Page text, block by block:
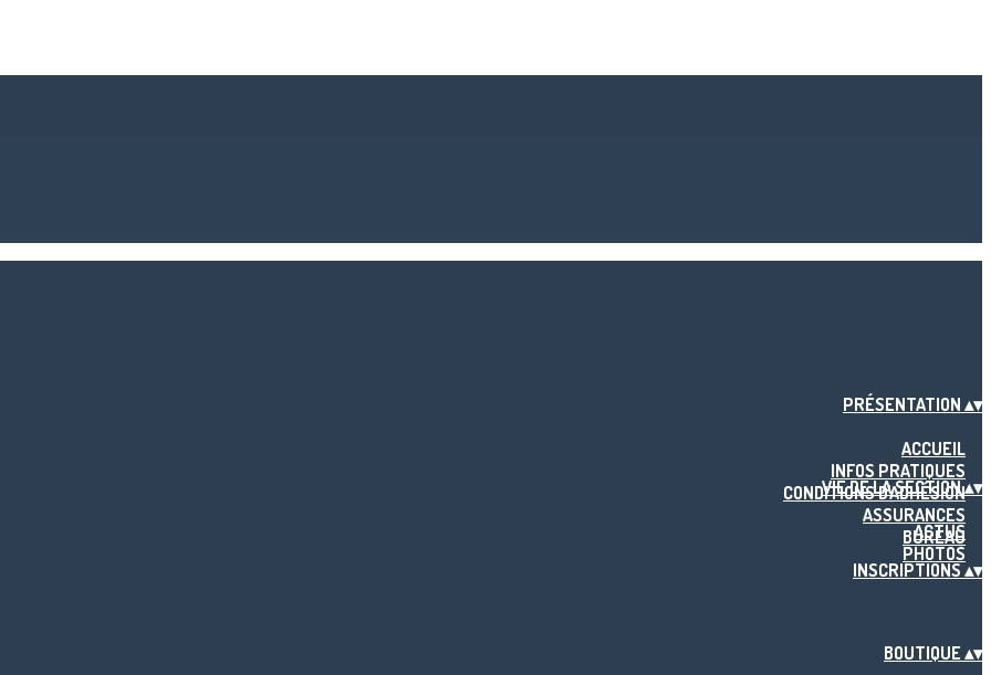
PRÉSENTATION ▴▾
ACCUEIL
INFOS PRATIQUES
CONDITIONS D'ADHÉSION
ASSURANCES
BUREAU
VIE DE LA SECTION▴▾
ACTUS
PHOTOS
INSCRIPTIONS ▴▾
BOUTIQUE▴▾